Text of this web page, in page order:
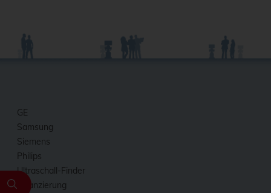
GE
Samsung
Siemens
Philips
Ultraschall-Finder
Finanzierung